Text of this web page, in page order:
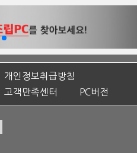
개인정보취급방침
고객만족센터 PC버전